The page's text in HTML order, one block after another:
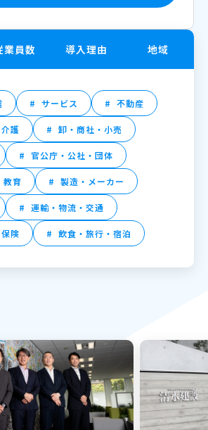
サービス 不動産
護 卸・商社・小売
官公庁・公社・団体
教育 製造・メーカー
運輸・物流・交通
険 飲食・旅行・宿泊
業員数 導入理由 地域